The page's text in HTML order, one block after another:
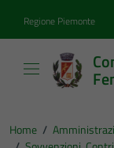
Regione Piemonte
Home /